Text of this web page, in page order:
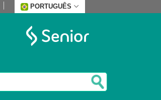
PORTUGUÊS